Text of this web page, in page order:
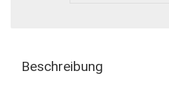
Beschreibung